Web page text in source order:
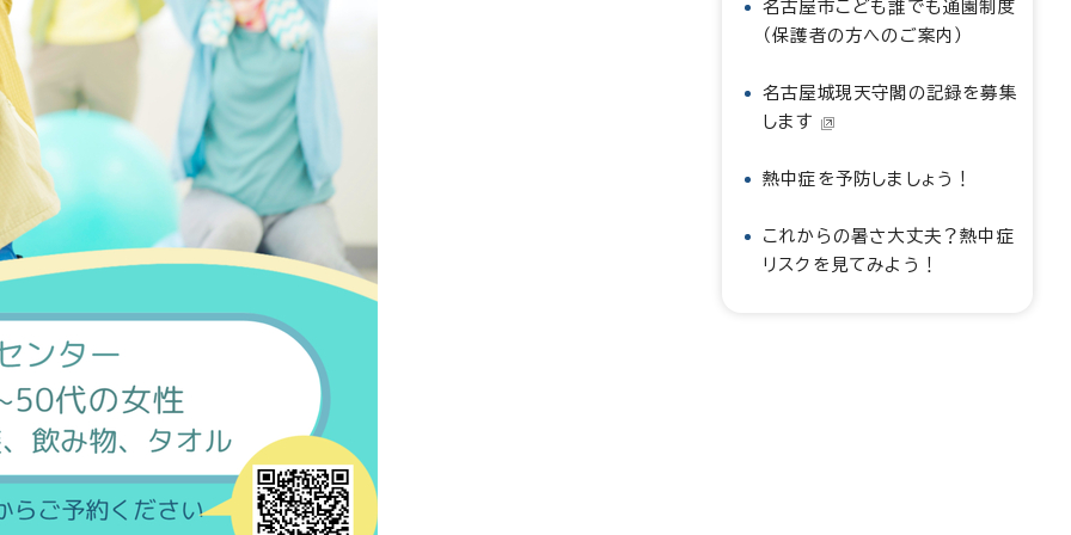
名古屋市こども誰でも通園制度
（保護者の方へのご案内）
名古屋城現天守閣の記録を募集
します
熱中症を予防しましょう！
これからの暑さ大丈夫？熱中症
リスクを見てみよう！